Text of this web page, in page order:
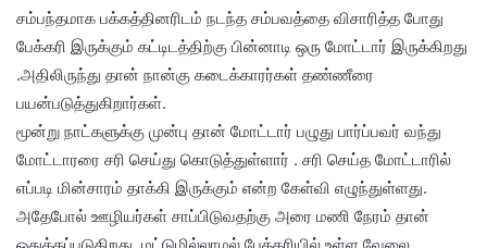
சம்பந்தமாக பக்கத்தினரிடம் நடந்த சம்பவத்தை விசாரித்த போது
பேக்கரி இருக்கும் கட்டிடத்திற்கு பின்னாடி ஒரு மோட்டார் இருக்கிறது
.அதிலிருந்து தான் நான்கு கடைக்காரர்கள் தண்ணீரை
பயன்படுத்துகிறார்கள்.
மூன்று நாட்களுக்கு முன்பு தான் மோட்டார் பழுது பார்ப்பவர் வந்து
மோட்டாரரை சரி செய்து கொடுத்துள்ளார் . சரி செய்த மோட்டாரில்
எப்படி மின்சாரம் தாக்கி இருக்கும் என்ற கேள்வி எழுந்துள்ளது.
அதேபோல் ஊழியர்கள் சாப்பிடுவதற்கு அரை மணி நேரம் தான்